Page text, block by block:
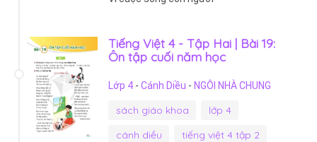
Tiếng Việt 4 - Tập Hai | Bài 19:
Ôn tập cuối năm học
Lớp 4 - Cánh Diều - NGÔI NHÀ CHUNG
sách giáo khoa
lớp 4
cánh diều
tiếng việt 4 tập 2